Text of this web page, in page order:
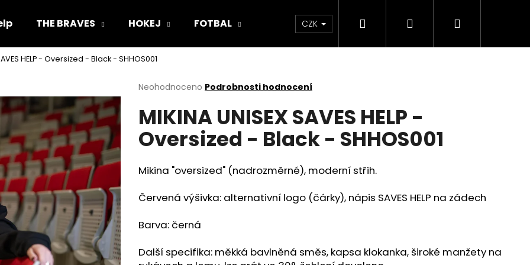
THE BRAVES HOKEJ FOTBAL KontaktCZK Hledat PřihlášeníNákupní
HELP - Oversized - Black - SHHOS001
Průměrné
produktu
je
0,0
z
hvězdiček.
Neohodnoceno Podrobnosti hodnocení
MIKINA UNISEX SAVES HELP -
Oversized - Black - SHHOS001
Mikina "oversized" (nadrozměrné), moderní střih.
Červená výšivka: alternativní logo (čárky), nápis SAVES HELP na zádech
Barva: černá
Další specifika: měkká bavlněná směs, kapsa klokanka, široké manžety na
Co potřebujete najít?
HLEDAT
Doporučujeme
(FLEXFIT) SAVES HELP - TRIČKO UNISEX SAVES HELP - HEROES -